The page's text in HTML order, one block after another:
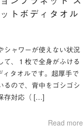
トボディタオル
シャワーが使えない状況
て、１枚で全身がふける
タオルです。超厚手で
るので、背中をゴシゴシ
存対応（ […]
Read more